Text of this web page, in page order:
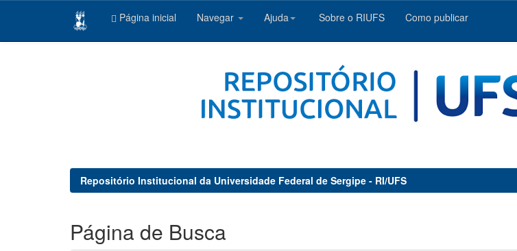
Página inicial Navegar Ajuda Sobre o RIUFS Como publicar
Repositório Institucional da Universidade Federal de Sergipe - RI/UFS
Página de Busca